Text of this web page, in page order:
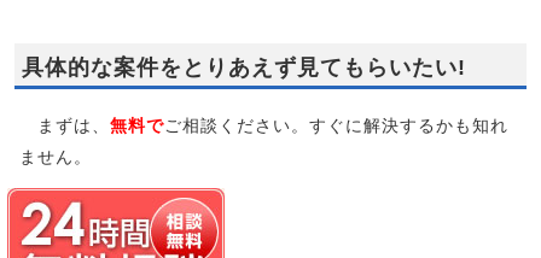
具体的な案件をとりあえず見てもらいたい!
まずは、 無料でご相談ください。すぐに解決するかも知れ
ません。